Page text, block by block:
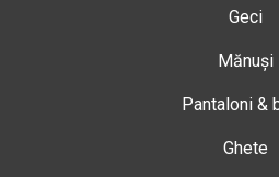
Geci
Mănuși
Pantaloni &
Ghete